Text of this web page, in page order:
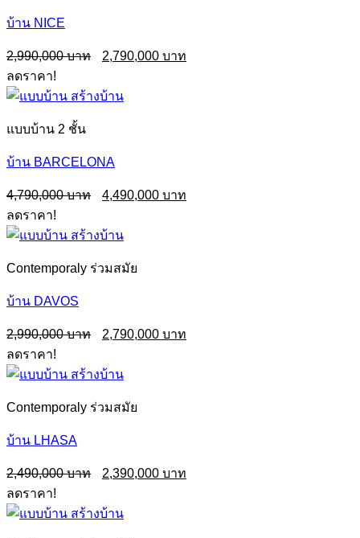
บ้าน NICE
2,990,000
Original
price
2,990,000฿.
2,790,000
ลดราคา!
แบบบ้าน 2 ชั้น
บ้าน BARCELONA
4,790,000
Original
price
4,790,000฿.
4,490,000
ลดราคา!
Contemporaly ร่วมสมัย
บ้าน DAVOS
2,990,000
Original
price
2,990,000฿.
2,790,000
ลดราคา!
Contemporaly ร่วมสมัย
บ้าน LHASA
2,490,000
Original
price
2,490,000฿.
2,390,000
ลดราคา!